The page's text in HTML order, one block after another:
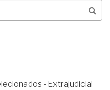
- Extrajudicial